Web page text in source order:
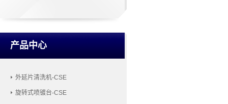
产品中心
外延片清洗机-CSE
旋转式喷镀台-CSE